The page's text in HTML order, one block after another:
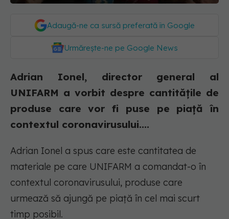
Adaugă-ne ca sursă preferată în Google
Urmărește-ne pe Google News
Adrian Ionel, director general al
UNIFARM a vorbit despre cantităţile de
produse care vor fi puse pe piaţă în
contextul coronavirusului....
Adrian Ionel a spus care este cantitatea de
materiale pe care UNIFARM a comandat-o în
contextul coronavirusului, produse care
urmează să ajungă pe piaţă în cel mai scurt
timp posibil.